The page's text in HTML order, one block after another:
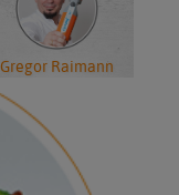
Gregor Raimann